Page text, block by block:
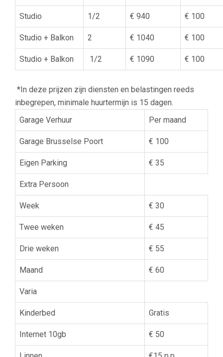
Studio 1/2 € 940 € 100
Studio + Balkon 2 € 1040 € 100
Studio + Balkon 1/2 € 1090 € 100
*In deze prijzen zijn diensten en belastingen reeds
inbegrepen, minimale huurtermijn is 15 dagen.
Garage Verhuur
Per maand
Garage Brusselse Poort € 100
Eigen Parking € 35
Extra Persoon
Week € 30
Twee weken € 45
Drie weken € 55
Maand € 60
Varia
Kinderbed Gratis
Internet 10gb € 50